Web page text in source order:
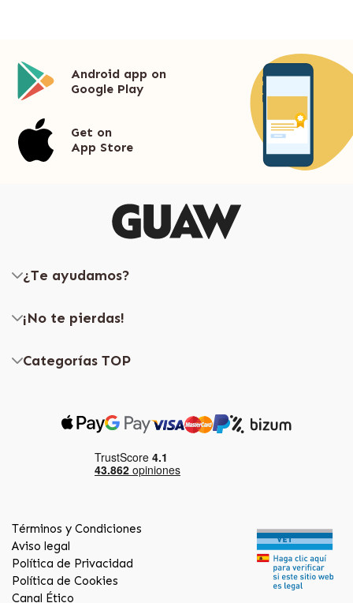
Android app on
Google Play
Get on
App Store
¿Te ayudamos?
¡No te pierdas!
Categorías TOP
Términos y Condiciones
Aviso legal
Política de Privacidad
Política de Cookies
Canal Ético